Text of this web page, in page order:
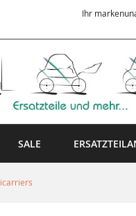
Ihr
SALE